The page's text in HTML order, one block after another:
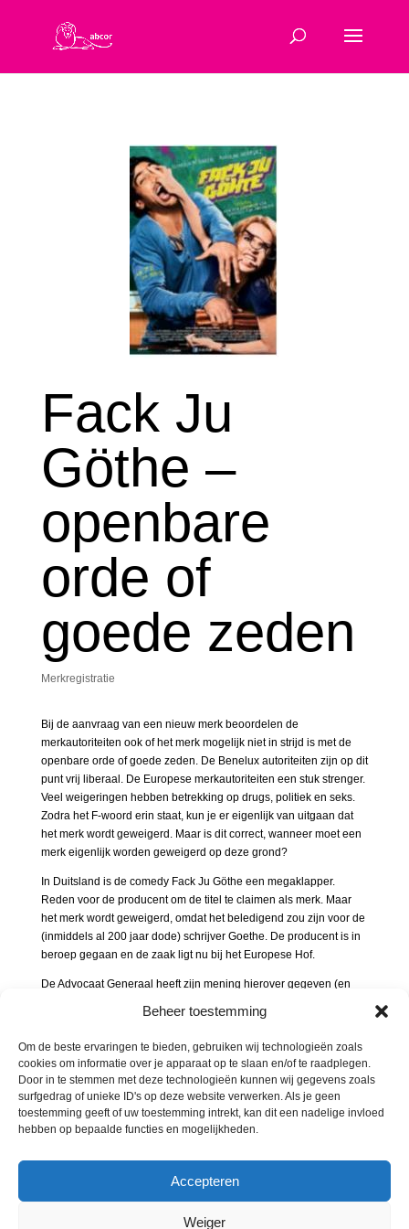
Beheer toestemming
Om de beste ervaringen te bieden, gebruiken wij technologieën zoals
cookies om informatie over je apparaat op te slaan en/of te raadplegen.
Door in te stemmen met deze technologieën kunnen wij gegevens zoals
surfgedrag of unieke ID's op deze website verwerken. Als je geen
toestemming geeft of uw toestemming intrekt, kan dit een nadelige invloed
hebben op bepaalde functies en mogelijkheden.
Accepteren
Weiger
Fack Ju
Göthe –
openbare
orde of
goede zeden
Merkregistratie
Bij de aanvraag van een nieuw merk beoordelen de
merkautoriteiten ook of het merk mogelijk niet in strijd is met de
openbare orde of goede zeden. De Benelux autoriteiten zijn op dit
punt vrij liberaal. De Europese merkautoriteiten een stuk strenger.
Veel weigeringen hebben betrekking op drugs, politiek en seks.
Zodra het F-woord erin staat, kun je er eigenlijk van uitgaan dat
het merk wordt geweigerd. Maar is dit correct, wanneer moet een
merk eigenlijk worden geweigerd op deze grond?
In Duitsland is de comedy Fack Ju Göthe een megaklapper.
Reden voor de producent om de titel te claimen als merk. Maar
het merk wordt geweigerd, omdat het beledigend zou zijn voor de
(inmiddels al 200 jaar dode) schrijver Goethe. De producent is in
beroep gegaan en de zaak ligt nu bij het Europese Hof.
De Advocaat Generaal heeft zijn mening hierover gegeven (en
aparte beoordelingen gaat. Bij openbare orde gaat het om
officiële verklaringen. Goede zeden heeft een andere insteek, dan
is het van belang hoe de samenleving hier naar kijkt.
In Duitsland is de film erg populair en er is nooit discussie
geweest over de titel. Grote kans dat de maatschappelijke normen
goede zeden. Dat zou dan duiden op een foute beoordeling van
de Europese autoriteiten. Hopelijk neemt het Hof dit advies over.